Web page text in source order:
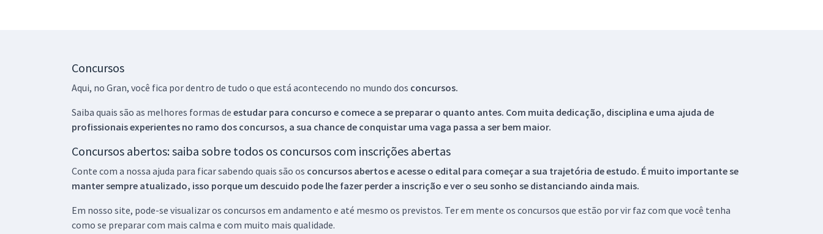
Concursos
Aqui, no Gran, você fica por dentro de tudo o que está acontecendo no mundo dos concursos.
Saiba quais são as melhores formas de estudar para concurso e comece a se preparar o quanto antes. Com muita dedicação, disciplina e uma ajuda de
profissionais experientes no ramo dos concursos, a sua chance de conquistar uma vaga passa a ser bem maior.
Concursos abertos: saiba sobre todos os concursos com inscrições abertas
Conte com a nossa ajuda para ficar sabendo quais são os concursos abertos e acesse o edital para começar a sua trajetória de estudo. É muito importante se
manter sempre atualizado, isso porque um descuido pode lhe fazer perder a inscrição e ver o seu sonho se distanciando ainda mais.
Em nosso site, pode-se visualizar os concursos em andamento e até mesmo os previstos. Ter em mente os concursos que estão por vir faz com que você tenha
como se preparar com mais calma e com muito mais qualidade.